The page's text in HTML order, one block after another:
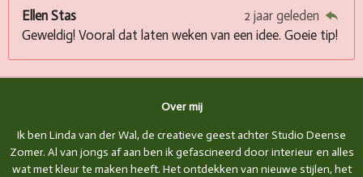
Ellen Stas
2 jaar geleden
Geweldig! Vooral dat laten weken van een idee. Goeie tip!
Over mij
Ik ben Linda van der Wal, de creatieve geest achter Studio Deense
Zomer. Al van jongs af aan ben ik gefascineerd door interieur en alles
wat met kleur te maken heeft. Het ontdekken van nieuwe stijlen, het